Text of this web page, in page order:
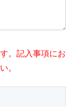
。記入事項にお
。